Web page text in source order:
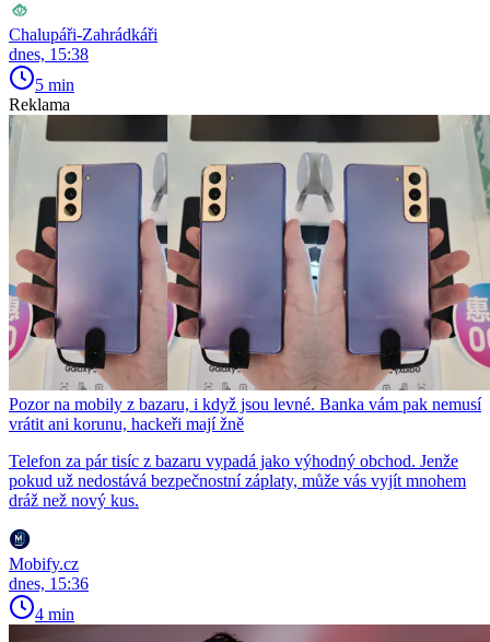
Chalupáři-Zahrádkáři
dnes, 15:38
5 min
Reklama
Pozor na mobily z bazaru, i když jsou levné. Banka vám pak nemusí
vrátit ani korunu, hackeři mají žně
Telefon za pár tisíc z bazaru vypadá jako výhodný obchod. Jenže
pokud už nedostává bezpečnostní záplaty, může vás vyjít mnohem
dráž než nový kus.
Mobify.cz
dnes, 15:36
4 min